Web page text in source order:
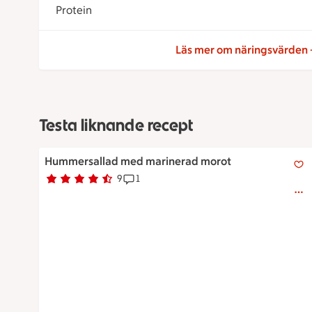
Protein
Läs mer om näringsvärden
Testa liknande recept
Hummersallad med marinerad morot
Betyg 4.6 av 5. 9
9 personer har röstatReceptet har 1 kommentarer
1
Hummersallad med marinerad morot